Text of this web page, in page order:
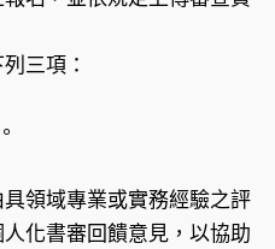
三項：
領域專業或實務經驗之評
化書審回饋意見，以協助